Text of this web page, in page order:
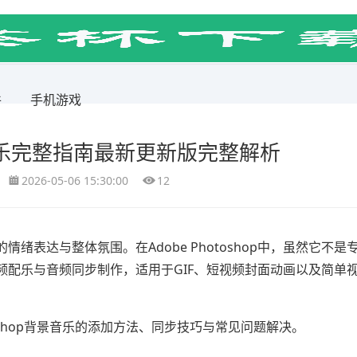
手机游戏
完整指南最新更新版完整解析
2026-05-06 15:30:00 12
情绪表达与整体氛围。在Adobe Photoshop中，虽然它不是
乐与音频同步制作，适用于GIF、短视频封面动画以及简单
背景音乐的添加方法、同步技巧与常见问题解决。